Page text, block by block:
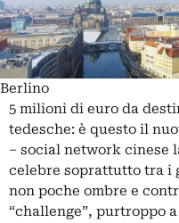
Berlino
5 milioni di euro da
tedesche: è questo il
– social network cinese
celebre soprattutto tra i
non poche ombre e
“challenge”, purtroppo